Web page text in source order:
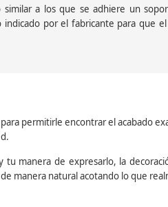
a los que se adhiere un
por el fabricante para que
permitirle encontrar el acabado
manera de expresarlo, la
manera natural acotando lo que